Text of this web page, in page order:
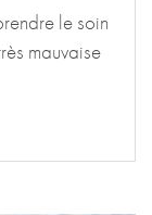
le soin
mauvaise